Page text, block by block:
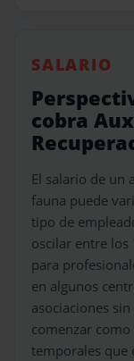
SALARIO
cobra
El salario de un
fauna puede
tipo de
oscilar entre los
para
en algunos
asociaciones
comenzar
temporales que